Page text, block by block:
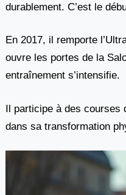
durablement. C’est le
En 2017, il remporte
ouvre les portes de la
entraînement s’intensifie.
Il participe à des courses
dans sa transformation